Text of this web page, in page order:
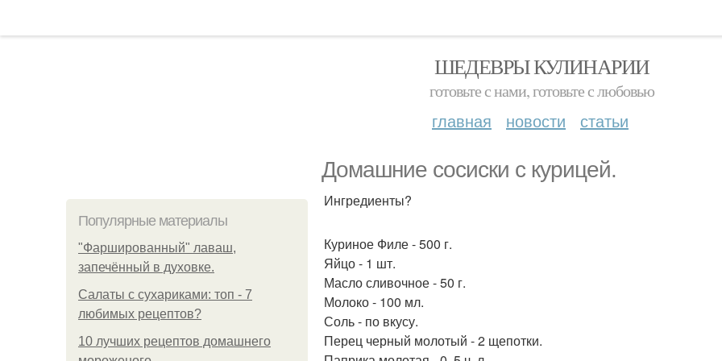
ШЕДЕВРЫ КУЛИНАРИИ
готовьте с нами, готовьте с любовью
главная новости статьи
Домашние сосиски с курицей.
Популярные материалы
"Фаршированный" лаваш,
запечённый в духовке.
Салаты с сухариками: топ - 7
любимых рецептов?
10 лучших рецептов домашнего
Ингредиенты?
Куриное Филе - 500 г.
Яйцо - 1 шт.
Масло сливочное - 50 г.
Молоко - 100 мл.
Соль - по вкусу.
Перец черный молотый - 2 щепотки.